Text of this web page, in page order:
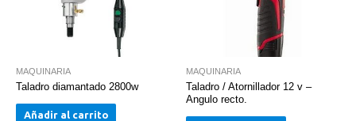
MAQUINARIA
Taladro diamantado 2800w
Añadir al carrito
MAQUINARIA
Taladro / Atornillador 12 v –
Angulo recto.